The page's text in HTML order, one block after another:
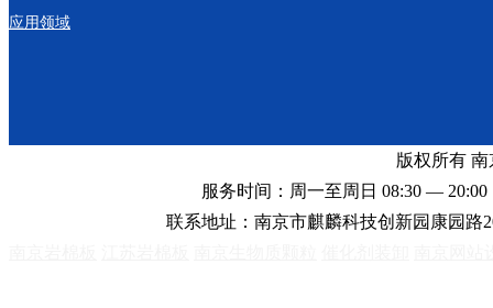
应用领域
版权所有
服务时间：周一至周日 08:30 — 20:00
联系地址：南京市麒麟科技创新园康园